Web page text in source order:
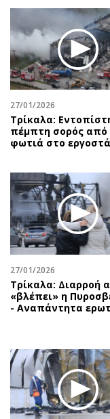
27/01/2026
Τρίκαλα:
πέμπτη σορός από
φωτιά στο
27/01/2026
Τρίκαλα: Διαρροή
«βλέπει» η
- Αναπάντητα